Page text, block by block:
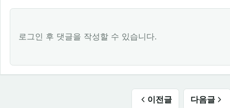
로그인 후 댓글을 작성할 수 있습니다.
이전글 다음글